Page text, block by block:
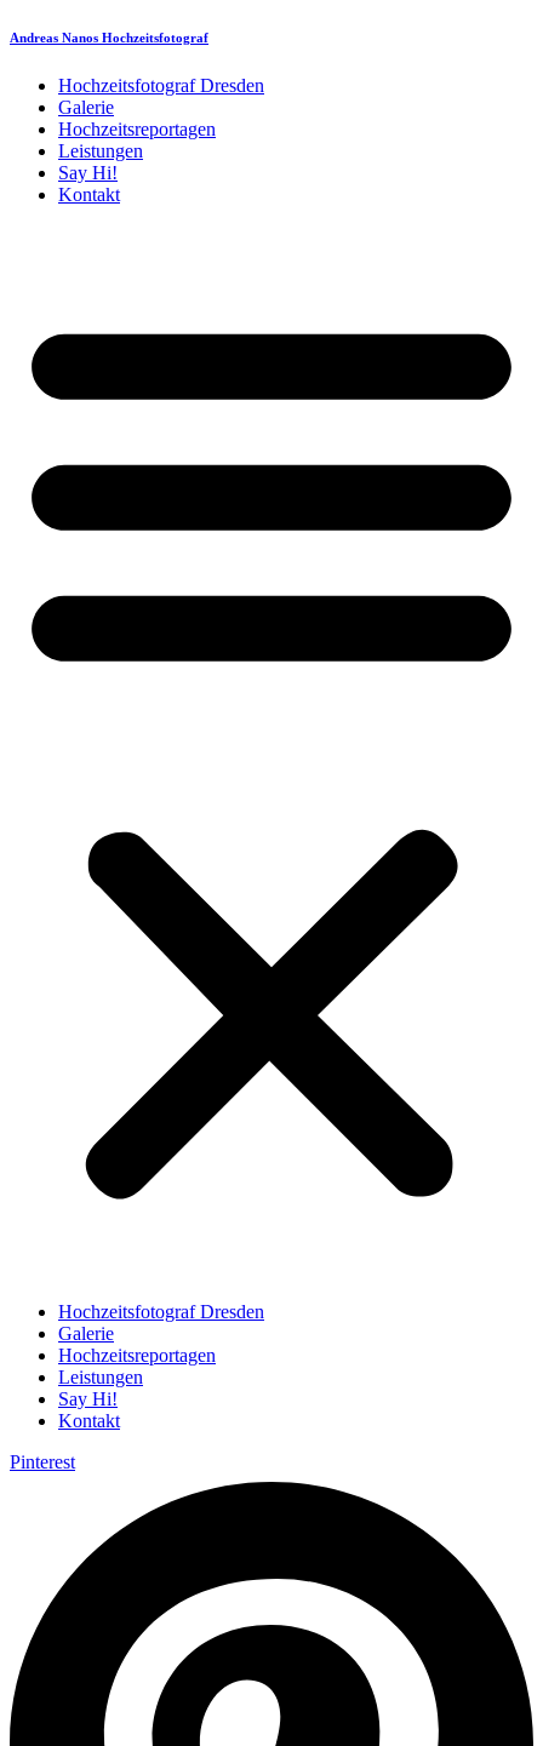
Andreas Nanos Hochzeitsfotograf
Hochzeitsfotograf Dresden
Galerie
Hochzeitsreportagen
Leistungen
Say Hi!
Kontakt
Hochzeitsfotograf Dresden
Galerie
Hochzeitsreportagen
Leistungen
Say Hi!
Kontakt
Pinterest